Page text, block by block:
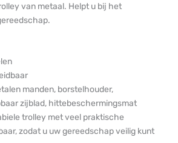
van metaal. Helpt u bij het
manden, borstelhouder,
zijblad, hittebeschermingsmat
trolley met veel praktische
zodat u uw gereedschap veilig kunt